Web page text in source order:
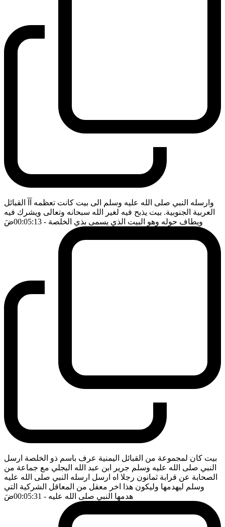
وارسله النبي صلى الله عليه وسلم الى بيت كانت تعظمه آآ القبائل
العربية الجنوبية. بيت يذبح فيه لغير الله سبحانه وتعالى ويشرك فيه
ويطاف حوله وهو البيت الذي يسمى بذي الخلصة - 00:05:13 ضَ
بيت كان لمجموعة من القبائل اليمنية عرف باسم ذو الخلصة ارسل
النبي صلى الله عليه وسلم جرير ابن عبد الله البجلي مع جماعة من
الصحابة عن قرابة ثمانون رجلا اه ارسل ارسله النبي صلى الله عليه
وسلم ليهدمها وليكون هذا اخر معقل من المعاقل الشركية التي
هدمها النبي صلى الله عليه - 00:05:31 ضَ